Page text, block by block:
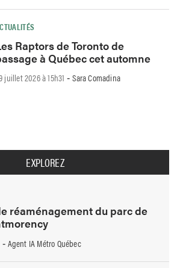
Raptors de Toronto de
à Québec cet automne
juillet 2026 à 15h31 -Sara Comadina
EXPLOREZ
réaménagement du parc de
- Agent IA Métro Québec